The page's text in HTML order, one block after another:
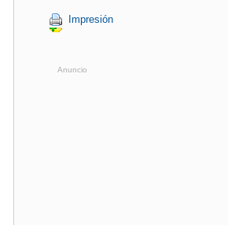
Impresión
Anuncio